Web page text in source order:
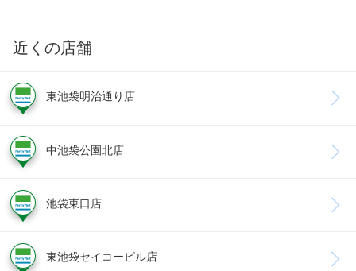
近くの店舗
東池袋明治通り店
中池袋公園北店
池袋東口店
東池袋セイコービル店